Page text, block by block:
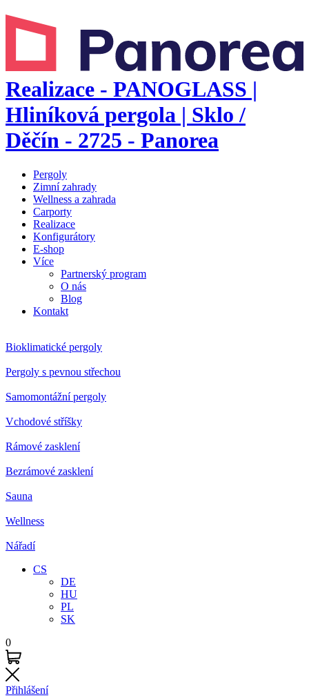
Realizace - PANOGLASS |
Hliníková pergola | Sklo /
Děčín - 2725 - Panorea
Pergoly
Zimní zahrady
Wellness a zahrada
Carporty
Realizace
Konfigurátory
E-shop
Více
Partnerský program
O nás
Blog
Kontakt
Bioklimatické pergoly
Pergoly s pevnou střechou
Samomontážní pergoly
Vchodové stříšky
Rámové zasklení
Bezrámové zasklení
Sauna
Wellness
Nářadí
CS
DE
HU
PL
SK
0
Přihlášení